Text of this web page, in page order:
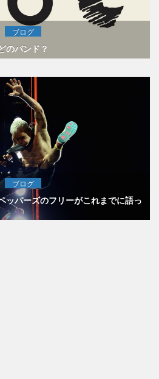
ブログ
のバンド？
ブログ
ッパーズのフリーがこれまでに語っ